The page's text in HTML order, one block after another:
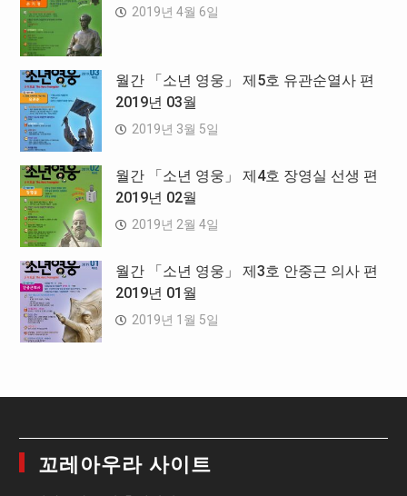
2019년 4월 6일
월간 「소년 영웅」 제5호 유관순열사 편
2019년 03월
2019년 3월 5일
월간 「소년 영웅」 제4호 장영실 선생 편
2019년 02월
2019년 2월 4일
월간 「소년 영웅」 제3호 안중근 의사 편
2019년 01월
2019년 1월 5일
꼬레아우라 사이트